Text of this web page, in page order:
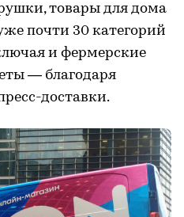
товары для дома
почти 30 категорий
и фермерские
— благодаря
доставки.